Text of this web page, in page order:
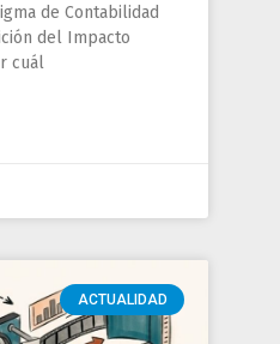
de Contabilidad
del Impacto
cuál
ACTUALIDAD